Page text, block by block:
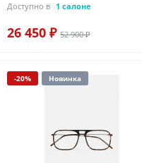
Доступно в 1 салоне
26 450 ₽ 52 900 ₽
-20% Новинка